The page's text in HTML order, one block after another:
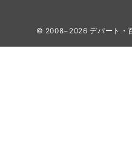
© 2008−2026デパート・